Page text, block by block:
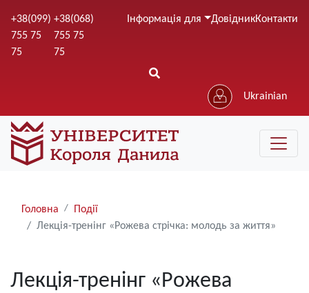
до
+38(099)
755 75
75
+38(068)
755 75
75
Інформація для ДовідникКонтакти
Ukrainian
Рядки
навіґації
Головна
Події
Лекція-тренінг «Рожева стрічка: молодь за життя»
Лекція-тренінг «Рожева